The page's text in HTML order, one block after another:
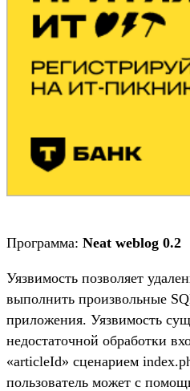
Программа: Neat weblog 0.2
Уязвимость позволяет
выполнить произвольные
приложения. Уязвимость
недостаточной обработки
«articleId» сценарием
пользователь может с